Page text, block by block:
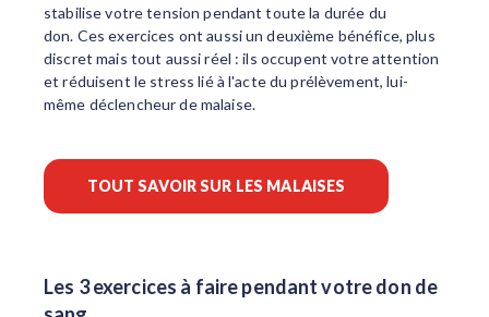
stabilise votre tension pendant toute la durée du
don. Ces exercices ont aussi un deuxième bénéfice, plus
discret mais tout aussi réel : ils occupent votre attention
et réduisent le stress lié à l'acte du prélèvement, lui-
même déclencheur de malaise.
TOUT SAVOIR SUR LES MALAISES
Les 3 exercices à faire pendant votre don de